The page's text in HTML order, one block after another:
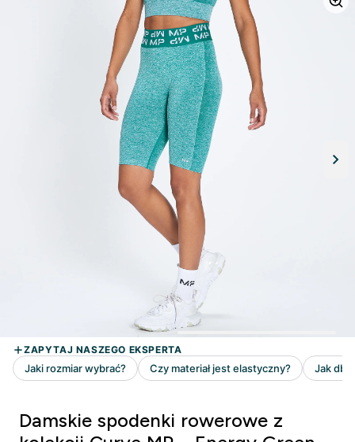
Damskie spodenki rowerowe z